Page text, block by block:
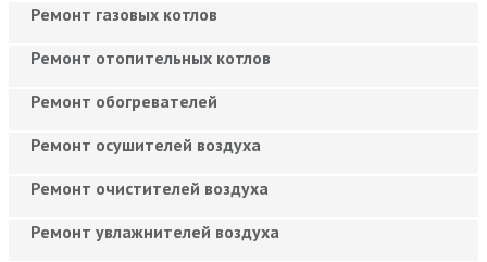
Ремонт газовых котлов
Ремонт отопительных котлов
Ремонт обогревателей
Ремонт осушителей воздуха
Ремонт очистителей воздуха
Ремонт увлажнителей воздуха